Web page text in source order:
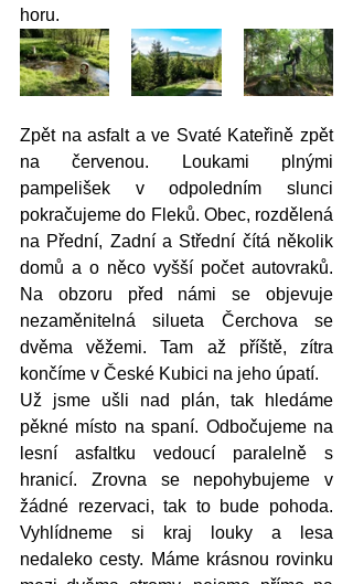
horu.
Zpět na asfalt a ve Svaté Kateřině zpět
na červenou. Loukami plnými
pampelišek v odpoledním slunci
pokračujeme do Fleků. Obec, rozdělená
na Přední, Zadní a Střední čítá několik
domů a o něco vyšší počet autovraků.
Na obzoru před námi se objevuje
nezaměnitelná silueta Čerchova se
dvěma věžemi. Tam až příště, zítra
končíme v České Kubici na jeho úpatí.
Už jsme ušli nad plán, tak hledáme
pěkné místo na spaní. Odbočujeme na
lesní asfaltku vedoucí paralelně s
hranicí. Zrovna se nepohybujeme v
žádné rezervaci, tak to bude pohoda.
Vyhlídneme si kraj louky a lesa
nedaleko cesty. Máme krásnou rovinku